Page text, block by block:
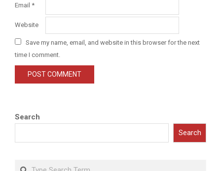
Email *
Website
Save my name, email, and website in this browser for the next
time I comment.
Search
Search
Search